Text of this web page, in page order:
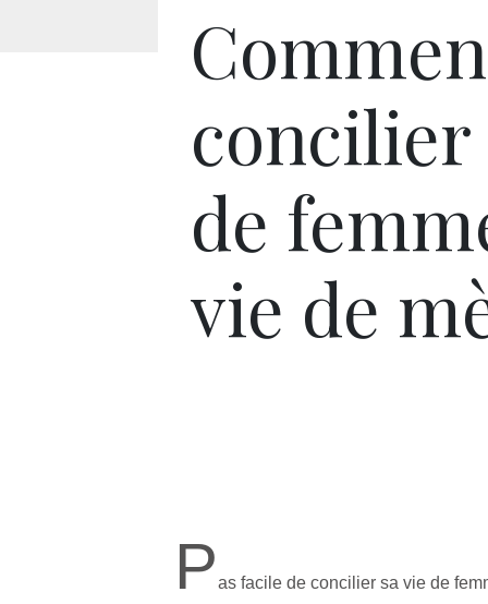
concilier
de
vie de
Pas facile de concilier sa vie de